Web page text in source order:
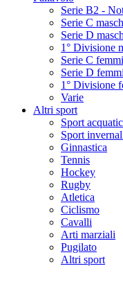
Serie B2 -
Serie C
Serie D
1° Divisione
Serie C
Serie D
1° Divisione
Varie
Altri sport
Sport
Sport
Ginnastica
Tennis
Hockey
Rugby
Atletica
Ciclismo
Cavalli
Arti marziali
Pugilato
Altri sport